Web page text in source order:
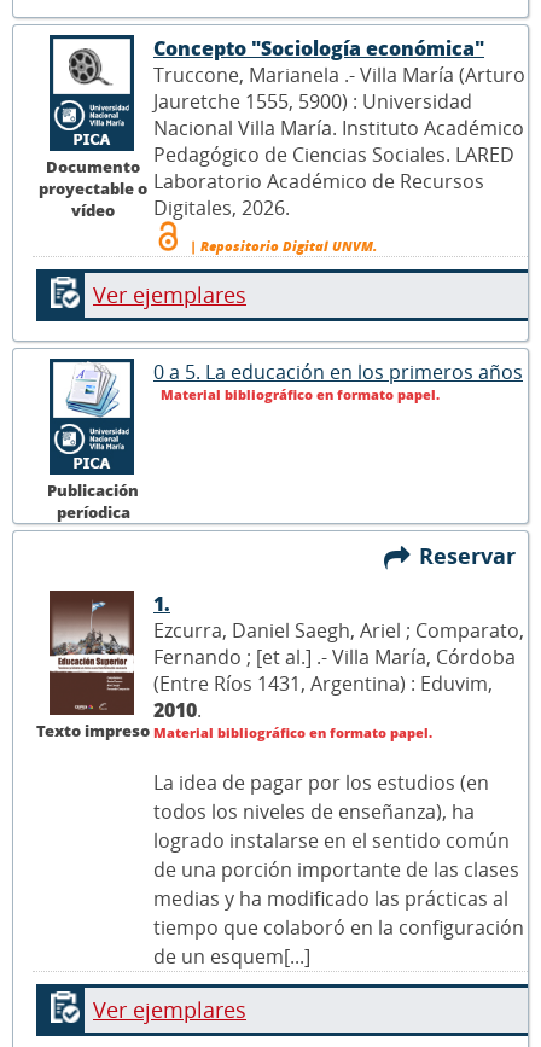
Documento
proyectable o
vídeo
Concepto "Sociología económica"
Truccone, Marianela .- Villa María (Arturo
Jauretche 1555, 5900) : Universidad
Nacional Villa María. Instituto Académico
Pedagógico de Ciencias Sociales. LARED
Laboratorio Académico de Recursos
Digitales, 2026.
| Repositorio Digital UNVM.
Ver ejemplares
Publicación
períodica
0 a 5. La educación en los primeros años
Material bibliográfico en formato papel.
Reservar
Texto impreso
1.
Ezcurra, Daniel Saegh, Ariel ; Comparato,
Fernando ; [et al.] .- Villa María, Córdoba
(Entre Ríos 1431, Argentina) : Eduvim,
2010.
Material bibliográfico en formato papel.
La idea de pagar por los estudios (en
todos los niveles de enseñanza), ha
logrado instalarse en el sentido común
de una porción importante de las clases
medias y ha modificado las prácticas al
tiempo que colaboró en la configuración
de un esquem[...]
Ver ejemplares